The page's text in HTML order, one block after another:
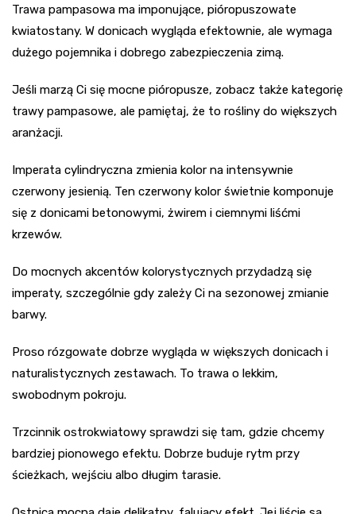
Trawa pampasowa ma imponujące, pióropuszowate
kwiatostany. W donicach wygląda efektownie, ale wymaga
dużego pojemnika i dobrego zabezpieczenia zimą.
Jeśli marzą Ci się mocne pióropusze, zobacz także kategorię
trawy pampasowe, ale pamiętaj, że to rośliny do większych
aranżacji.
Imperata cylindryczna zmienia kolor na intensywnie
czerwony jesienią. Ten czerwony kolor świetnie komponuje
się z donicami betonowymi, żwirem i ciemnymi liśćmi
krzewów.
Do mocnych akcentów kolorystycznych przydadzą się
imperaty, szczególnie gdy zależy Ci na sezonowej zmianie
barwy.
Proso rózgowate dobrze wygląda w większych donicach i
naturalistycznych zestawach. To trawa o lekkim,
swobodnym pokroju.
Trzcinnik ostrokwiatowy sprawdzi się tam, gdzie chcemy
bardziej pionowego efektu. Dobrze buduje rytm przy
ścieżkach, wejściu albo długim tarasie.